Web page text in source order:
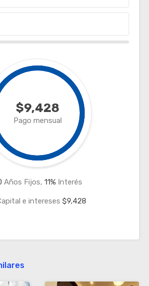
$9,428
Pago mensual
Años Fijos, 11%Interés
e intereses $9,428